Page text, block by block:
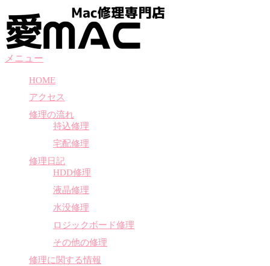
ン
テ
ン
ツ
メニュー
HOME
アクセス
修理の流れ
持込修理
宅配修理
修理日記
HDD修理
液晶修理
水没修理
ロジックボード修理
その他の修理
修理に関する情報